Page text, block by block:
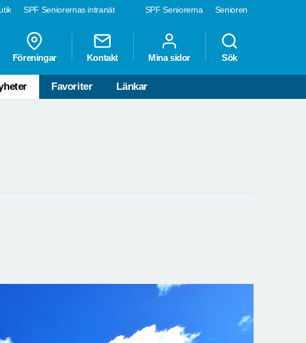
SPF Seniorerna Senioren
SPF Seniorernas intranät
Föreningar Kontakt Mina sidor Sök
Favoriter Länkar